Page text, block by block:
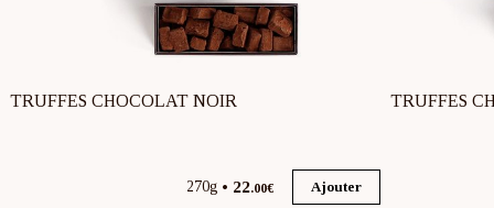
TRUFFES CHOCOLAT NOIR
270g 22.00€ Ajouter
TRUFFES